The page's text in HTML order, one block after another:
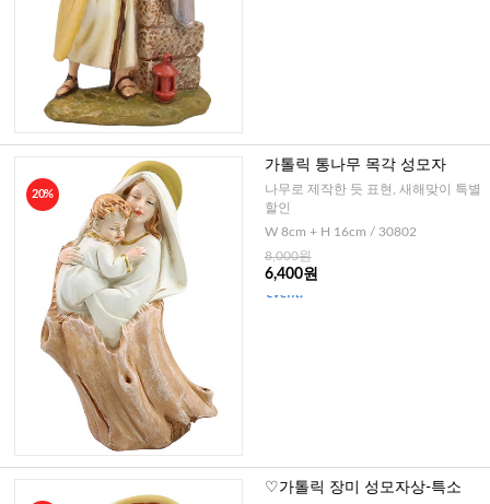
20%
가톨릭 통나무 목각 성모자
나무로 제작한 듯 표현, 새해맞이 특별
할인
W 8cm + H 16cm / 30802
8,000원
6,400원
♡가톨릭 장미 성모자상-특소